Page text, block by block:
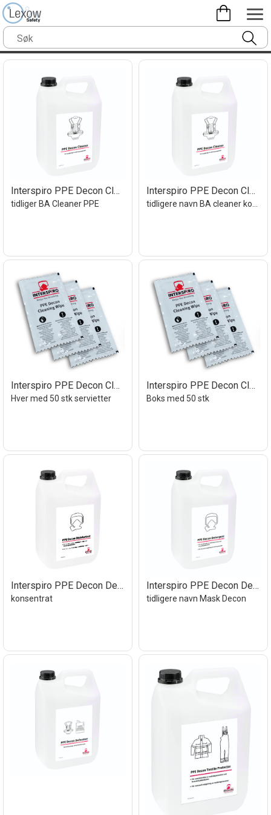
Interspiro PPE Decon Cleaner 25 ltr kons
tidliger BA Cleaner PPE
Interspiro PPE Decon Cleaner 5 ltr
Interspiro PPE Decon Cleaning Wipe 10 pk
Hver med 50 stk servietter
Interspiro PPE Decon Cleaning wipe boks
Boks med 50 stk
Interspiro PPE Decon Desinfeksjon 10 ltr
konsentrat
Interspiro PPE Decon Detergent 25 l
tidligere navn Mask Decon